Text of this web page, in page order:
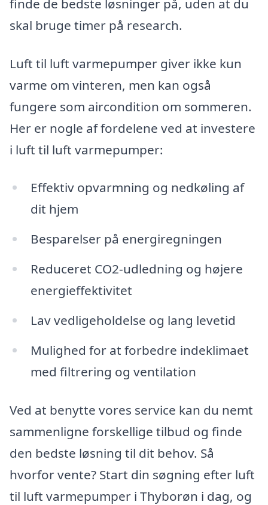
finde de bedste løsninger på, uden at du
skal bruge timer på research.
Luft til luft varmepumper giver ikke kun
varme om vinteren, men kan også
fungere som aircondition om sommeren.
Her er nogle af fordelene ved at investere
i luft til luft varmepumper:
Effektiv opvarmning og nedkøling af
dit hjem
Besparelser på energiregningen
Reduceret CO2-udledning og højere
energieffektivitet
Lav vedligeholdelse og lang levetid
Mulighed for at forbedre indeklimaet
med filtrering og ventilation
Ved at benytte vores service kan du nemt
sammenligne forskellige tilbud og finde
den bedste løsning til dit behov. Så
hvorfor vente? Start din søgning efter luft
til luft varmepumper i Thyborøn i dag, og